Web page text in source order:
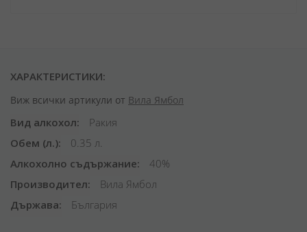
ХАРАКТЕРИСТИКИ:
Виж всички артикули от Вила Ямбол
Вид алкохол
Ракия
Обем (л.)
0.35 л.
Алкохолно съдържание
40%
Производител
Вила Ямбол
Държава
България